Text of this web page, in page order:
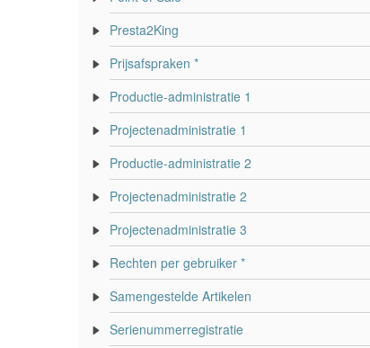
Presta2King
Prijsafspraken *
Productie-administratie 1
Projectenadministratie 1
Productie-administratie 2
Projectenadministratie 2
Projectenadministratie 3
Rechten per gebruiker *
Samengestelde Artikelen
Serienummerregistratie